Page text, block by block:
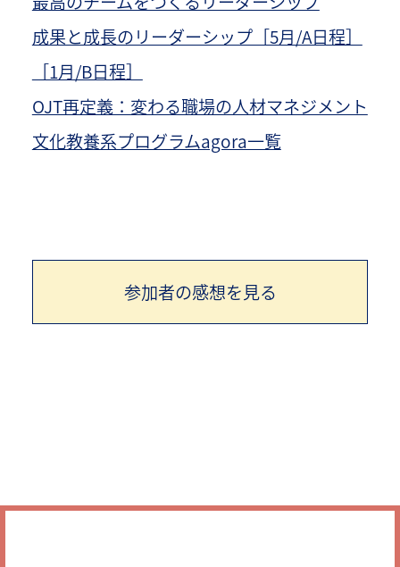
成果と成長のリーダーシップ［5月/A日程］
［1月/B日程］
OJT再定義：変わる職場の人材マネジメント
文化教養系プログラムagora一覧
参加者の感想を見る